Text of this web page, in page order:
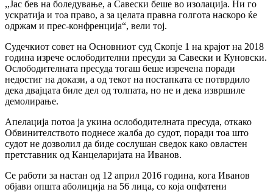
,,Јас бев на боледување, а Савески беше во изолација. Ни го
ускратија и тоа право, а за целата правна голгота наскоро ќе
одржам и прес-конфренција“, вели тој.
Судечкиот совет на Основниот суд Скопје 1 на крајот на 2018
година изрече ослободителни пресуди за Савески и Куновски.
Ослободителната пресуда тогаш беше изречена поради
недостиг на докази, а од текот на постапката се потврдило
дека двајцата биле дел од толпата, но не и дека извршиле
демолирање.
Апелација потоа ја укина ослободителната пресуда, откако
Обвинителството поднесе жалба до судот, поради тоа што
судот не дозволил да биде сослушан сведок како овластен
претставник од Канцеларијата на Иванов.
Се работи за настан од 12 април 2016 година, кога Иванов
објави општа аболиција на 56 лица, со која опфатени